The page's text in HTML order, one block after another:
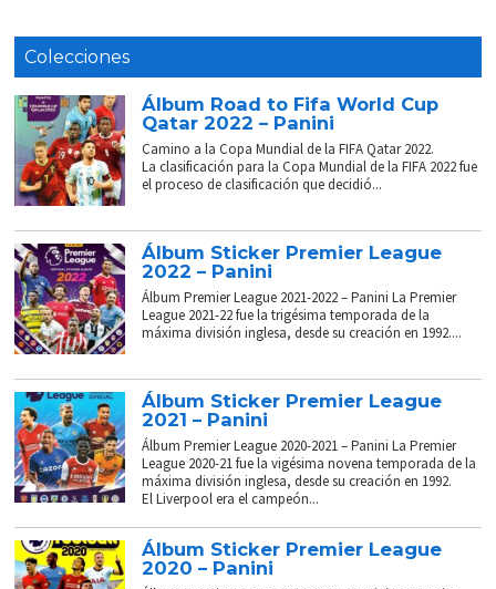
Colecciones
Álbum Road to Fifa World Cup
Qatar 2022 – Panini
Camino a la Copa Mundial de la FIFA Qatar 2022.
La clasificación para la Copa Mundial de la FIFA 2022 fue
el proceso de clasificación que decidió...
Álbum Sticker Premier League
2022 – Panini
Álbum Premier League 2021-2022 – Panini La Premier
League 2021-22 fue la trigésima temporada de la
máxima división inglesa, desde su creación en 1992....
Álbum Sticker Premier League
2021 – Panini
Álbum Premier League 2020-2021 – Panini La Premier
League 2020-21 fue la vigésima novena temporada de la
máxima división inglesa, desde su creación en 1992.
El Liverpool era el campeón...
Álbum Sticker Premier League
2020 – Panini